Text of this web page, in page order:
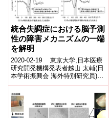
統合失調症における脳予測
性の障害メカニズムの一端
を解明
2020-02-19 東京大学,日本医療
研究開発機構発表者越山 太輔(日
本学術振興会 海外特別研究員)切
原 賢治(東京大学医学部附属病院
精神神経科 助教)...